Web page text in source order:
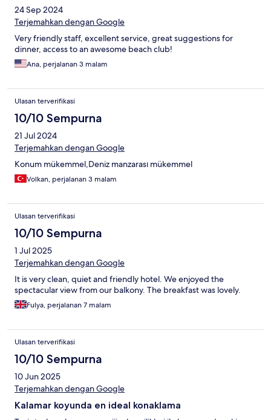
24 Sep 2024
Terjemahkan dengan Google
Very friendly staff, excellent service, great suggestions for
dinner, access to an awesome beach club!
Ana, perjalanan 3 malam
Ulasan terverifikasi
10/10 Sempurna
21 Jul 2024
Terjemahkan dengan Google
Konum mükemmel,Deniz manzarası mükemmel
Volkan, perjalanan 3 malam
Ulasan terverifikasi
10/10 Sempurna
1 Jul 2025
Terjemahkan dengan Google
It is very clean, quiet and friendly hotel. We enjoyed the
spectacular view from our balkony. The breakfast was lovely.
Fulya, perjalanan 7 malam
Ulasan terverifikasi
10/10 Sempurna
10 Jun 2025
Terjemahkan dengan Google
Kalamar koyunda en ideal konaklama